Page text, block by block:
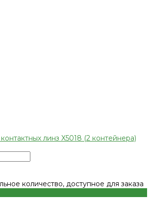
линз X5018 (2 контейнера)
количество, доступное для заказа